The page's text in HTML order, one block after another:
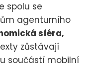
spolu se
agenturního
sféra,
zůstávají
součástí mobilní